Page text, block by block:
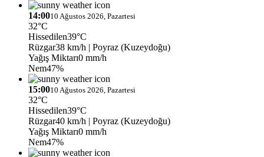
14:0010 Ağustos 2026, Pazartesi
32°C
Hissedilen39°C
Rüzgar38 km/h | Poyraz (Kuzeydoğu)
Yağış Miktarı0 mm/h
Nem47%
15:0010 Ağustos 2026, Pazartesi
32°C
Hissedilen39°C
Rüzgar40 km/h | Poyraz (Kuzeydoğu)
Yağış Miktarı0 mm/h
Nem47%